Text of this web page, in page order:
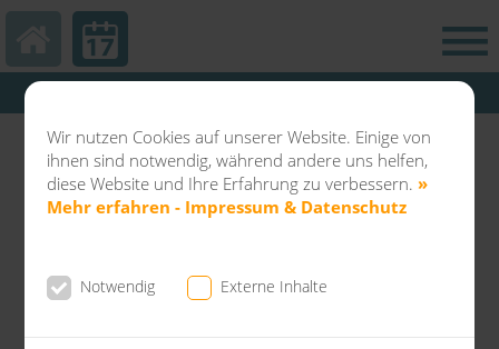
Wir nutzen Cookies auf unserer Website. Einige von
ihnen sind notwendig, während andere uns helfen,
diese Website und Ihre Erfahrung zu verbessern. »
Mehr erfahren - Impressum & Datenschutz
Notwendig Externe Inhalte
Abteilung Balneo & Kosmetik KL
Dermatochirurgie Kamp-Lintfort
News aus der Gemeinschaftspraxis Dr.
Fuchs & Kollegen